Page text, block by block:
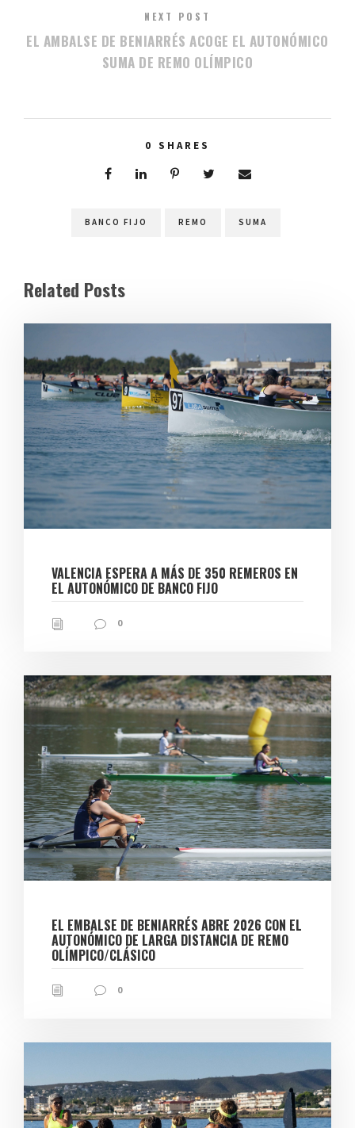
NEXT POST
EL AMBALSE DE BENIARRÉS ACOGE EL AUTONÓMICO
SUMA DE REMO OLÍMPICO
0 SHARES
BANCO FIJO REMO SUMA
Related Posts
VALENCIA ESPERA A MÁS DE 350 REMEROS EN
EL AUTONÓMICO DE BANCO FIJO
0
EL EMBALSE DE BENIARRÉS ABRE 2026 CON EL
AUTONÓMICO DE LARGA DISTANCIA DE REMO
OLÍMPICO/CLÁSICO
0